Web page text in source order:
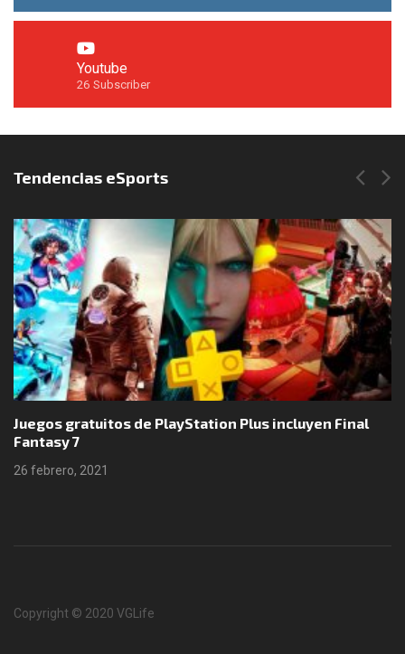
Youtube
26 Subscriber
Síguenos en Instagram
Tendencias eSports
Plus incluyen Final Boomerang X y
Copyright © 2020 VGLife